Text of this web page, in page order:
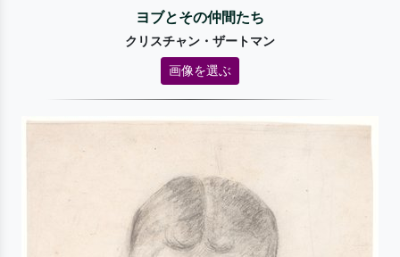
ヨブとその仲間たち
クリスチャン・ザートマン
画像を選ぶ